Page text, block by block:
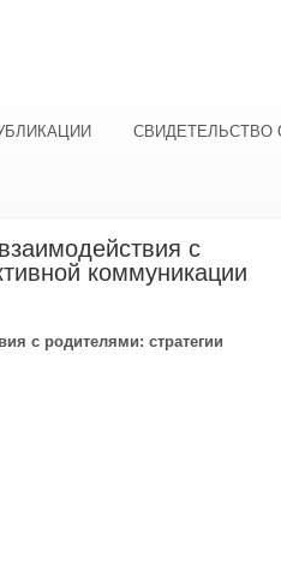
СВИДЕТЕЛЬСТВО
с
коммуникации
с родителями: стратегии